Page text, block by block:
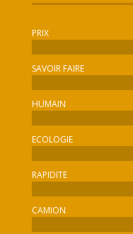
PRIX
SAVOIR FAIRE
HUMAIN
ECOLOGIE
RAPIDITE
CAMION